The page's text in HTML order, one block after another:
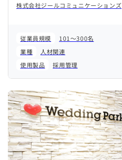
株式会社ジールコミュニケーションズ
従業員規模
101～300名
業種
人材関連
使用製品
採用管理